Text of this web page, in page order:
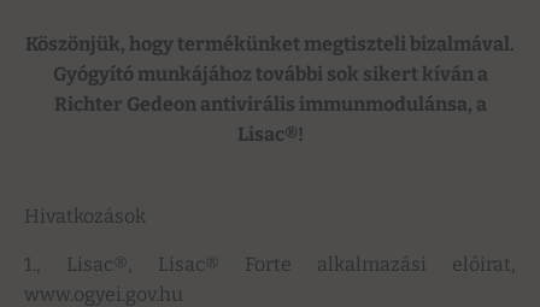
Köszönjük, hogy termékünket megtiszteli bizalmával.
Gyógyító munkájához további sok sikert kíván a
Richter Gedeon antivirális immunmodulánsa, a
Lisac®!
Hivatkozások
1., Lisac®, Lisac® Forte alkalmazási előirat,
www.ogyei.gov.hu